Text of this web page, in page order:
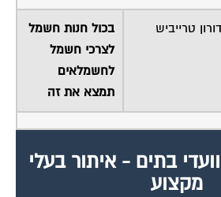
דורון טרייביש
בכול חנות חשמל
לצרכי חשמל
לחשמלאים
תמצא את זה
בתים - איתור בעלי
מקצוע